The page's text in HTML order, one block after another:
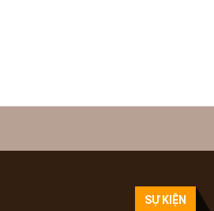
SỰ KIỆN